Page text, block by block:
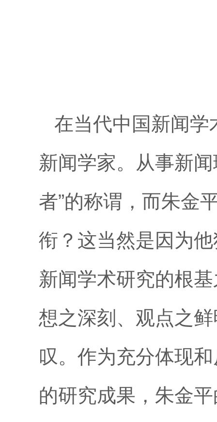
在当代中国新闻学
新闻学家。从事新
者”的称谓，而朱金
衔？这当然是因为
新闻学术研究的根
想之深刻、观点之
叹。作为充分体现
的研究成果，朱金